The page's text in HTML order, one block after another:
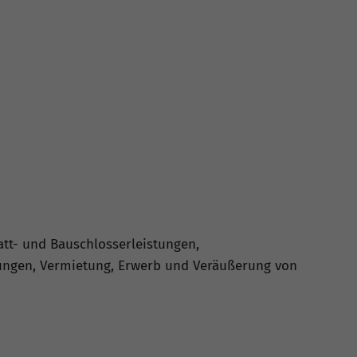
und Bauschlosserleistungen,
Vermietung, Erwerb und Veräußerung von